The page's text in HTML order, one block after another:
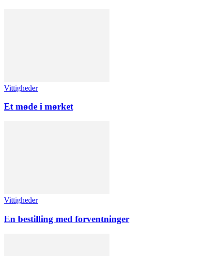
Vittigheder
Et møde i mørket
Vittigheder
En bestilling med forventninger